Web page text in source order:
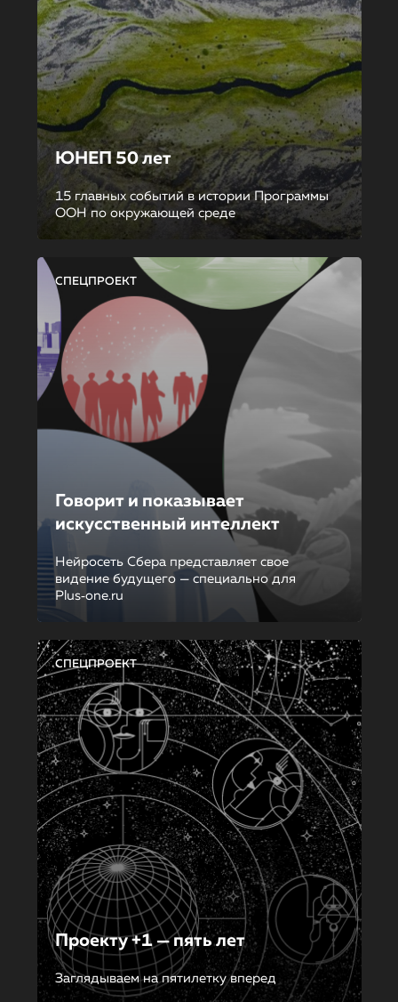
ЮНЕП 50 лет
15 главных событий в истории Программы
ООН по окружающей среде
СПЕЦПРОЕКТ
Говорит и показывает
искусственный интеллект
Нейросеть Сбера представляет свое
видение будущего — специально для
Plus‑one.ru
СПЕЦПРОЕКТ
Проекту +1 — пять лет
Заглядываем на пятилетку вперед